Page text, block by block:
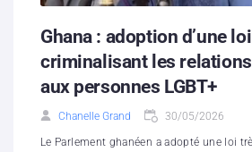
Ghana : adoption d’une loi
criminalisant les
aux personnes LGBT+
Chanelle Grand 30/05/2026
Le Parlement ghanéen a adopté une loi